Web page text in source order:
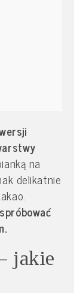
na
delikatnie
jakie